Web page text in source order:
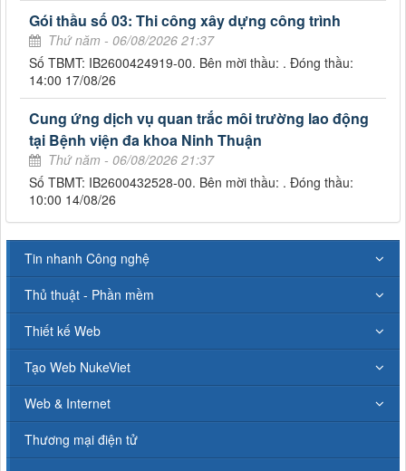
Gói thầu số 03: Thi công xây dựng công trình
Thứ năm - 06/08/2026 21:37
Số TBMT: IB2600424919-00. Bên mời thầu: . Đóng thầu:
14:00 17/08/26
Cung ứng dịch vụ quan trắc môi trường lao động
tại Bệnh viện đa khoa Ninh Thuận
Thứ năm - 06/08/2026 21:37
Số TBMT: IB2600432528-00. Bên mời thầu: . Đóng thầu:
10:00 14/08/26
Tin nhanh Công nghệ
Thủ thuật - Phần mềm
Thiết kế Web
Tạo Web NukeViet
Web & Internet
Thương mại điện tử